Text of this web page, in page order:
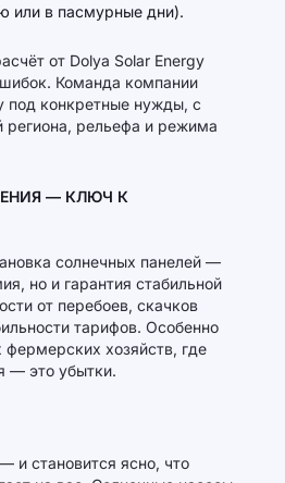
или в пасмурные дни).
от Dolya Solar Energy
Команда компании
под конкретные нужды, с
региона, рельефа и режима
— КЛЮЧ К
солнечных панелей —
но и гарантия стабильной
от перебоев, скачков
тарифов. Особенно
хозяйств, где
— это убытки.
и становится ясно, что